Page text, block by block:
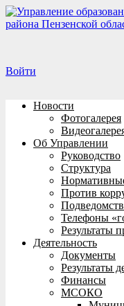
Перейти
к
Войти
Новости
Фотогалерея
Об Управлении
Руководство
Структура
Против
Телефоны
Результаты
Деятельность
Документы
Результаты
Финансы
МСОКО